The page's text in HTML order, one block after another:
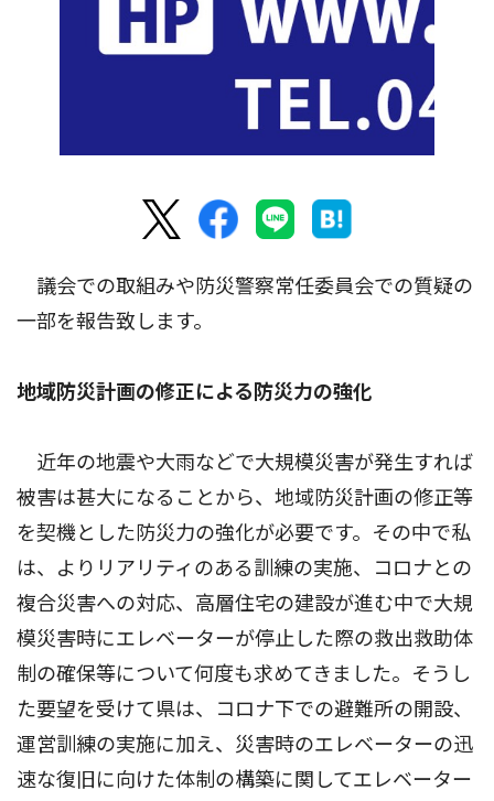
議会での取組みや防災警察常任委員会での質疑の
一部を報告致します。
地域防災計画の修正による防災力の強化
近年の地震や大雨などで大規模災害が発生すれば
被害は甚大になることから、地域防災計画の修正等
を契機とした防災力の強化が必要です。その中で私
は、よりリアリティのある訓練の実施、コロナとの
複合災害への対応、高層住宅の建設が進む中で大規
模災害時にエレベーターが停止した際の救出救助体
制の確保等について何度も求めてきました。そうし
た要望を受けて県は、コロナ下での避難所の開設、
運営訓練の実施に加え、災害時のエレベーターの迅
速な復旧に向けた体制の構築に関してエレベーター